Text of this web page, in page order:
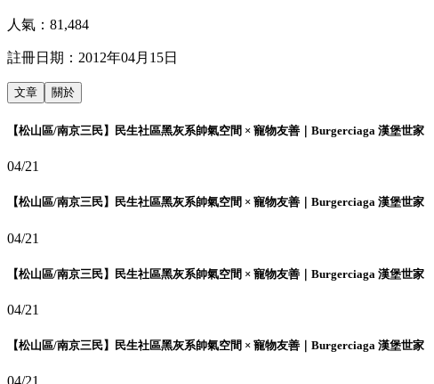
人氣： 81,484
註冊日期： 2012年04月15日
文章 關於
【松山區/南京三民】民生社區黑灰系帥氣空間 × 寵物友善｜Burgerciaga 漢堡世家
04/21
【松山區/南京三民】民生社區黑灰系帥氣空間 × 寵物友善｜Burgerciaga 漢堡世家
04/21
【松山區/南京三民】民生社區黑灰系帥氣空間 × 寵物友善｜Burgerciaga 漢堡世家
04/21
【松山區/南京三民】民生社區黑灰系帥氣空間 × 寵物友善｜Burgerciaga 漢堡世家